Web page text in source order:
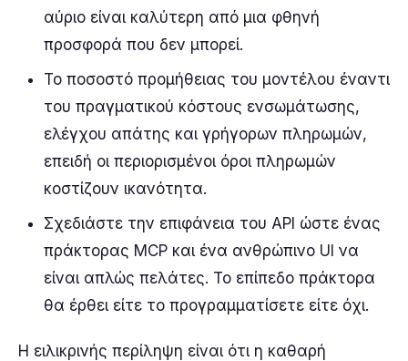
αύριο είναι καλύτερη από μια φθηνή
προσφορά που δεν μπορεί.
Το ποσοστό προμήθειας του μοντέλου έναντι
του πραγματικού κόστους ενσωμάτωσης,
ελέγχου απάτης και γρήγορων πληρωμών,
επειδή οι περιορισμένοι όροι πληρωμών
κοστίζουν ικανότητα.
Σχεδιάστε την επιφάνεια του API ώστε ένας
πράκτορας MCP και ένα ανθρώπινο UI να
είναι απλώς πελάτες. Το επίπεδο πράκτορα
θα έρθει είτε το προγραμματίσετε είτε όχι.
Η ειλικρινής περίληψη είναι ότι η καθαρή